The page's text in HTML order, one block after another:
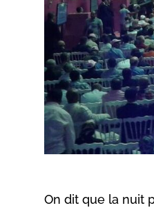
On dit que la nuit